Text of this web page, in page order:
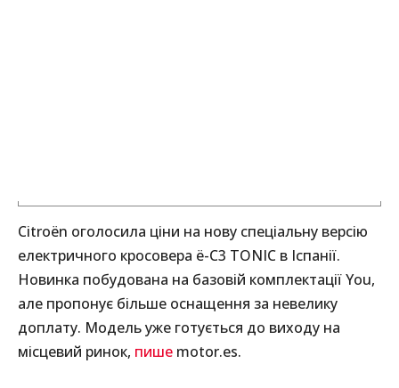
Citroën оголосила ціни на нову спеціальну версію
електричного кросовера ë-C3 TONIC в Іспанії.
Новинка побудована на базовій комплектації You,
але пропонує більше оснащення за невелику
доплату. Модель уже готується до виходу на
місцевий ринок, пише motor.es.